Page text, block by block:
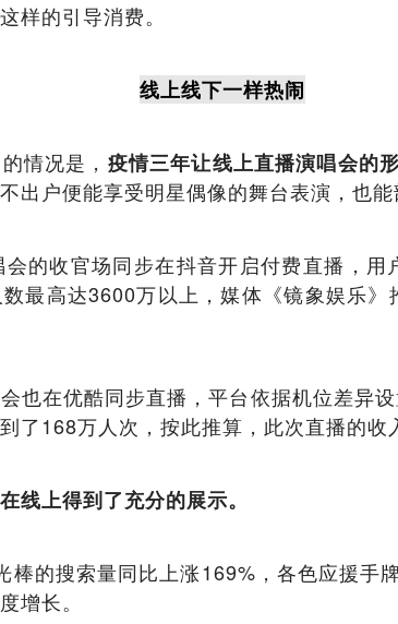
样的引导消费。
线上线下一样热闹
情况是， 疫情三年让线上直播演唱会的
出户便能享受明星偶像的舞台表演，也能
的收官场同步在抖音开启付费直播，
最高达3600万以上，媒体《镜象娱乐
也在优酷同步直播，平台依据机位差异
了168万人次，按此推算，此次直播的收
线上得到了充分的展示。
棒的搜索量同比上涨169%，各色应援手
增长。